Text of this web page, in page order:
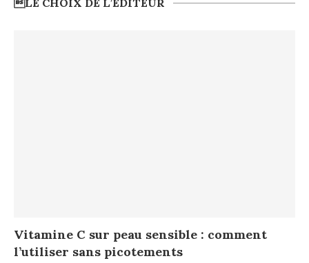
Vitamine C sur peau sensible : comment
l’utiliser sans picotements